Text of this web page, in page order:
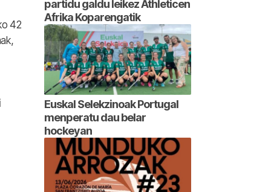
42
partidu galdu leikez Athleticen
Afrika Koparengatik
Euskal Selekzinoak Portugal
menperatu dau belar
hockeyan